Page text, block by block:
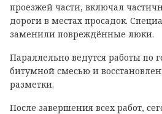
проезжей части, включал
дороги в местах просадок.
заменили повреждённые люки.
Параллельно ведутся работы по
битумной смесью и
разметки.
После завершения всех работ,